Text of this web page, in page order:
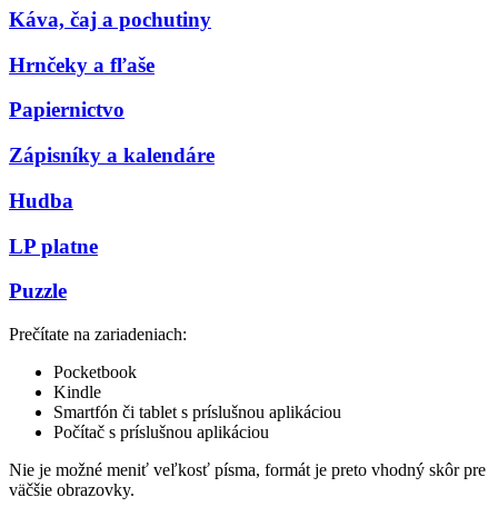
Káva, čaj a pochutiny
Hrnčeky a fľaše
Papiernictvo
Zápisníky a kalendáre
Hudba
LP platne
Puzzle
Prečítate na zariadeniach:
Pocketbook
Kindle
Smartfón či tablet s príslušnou aplikáciou
Počítač s príslušnou aplikáciou
Nie je možné meniť veľkosť písma, formát je preto vhodný skôr pre
väčšie obrazovky.